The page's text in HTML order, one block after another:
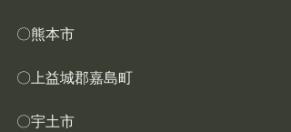
〇熊本市
〇上益城郡嘉島町
〇宇土市